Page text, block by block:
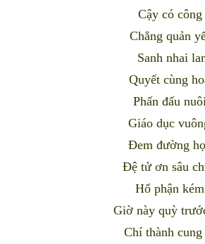
Cậy có công
Chẳng quản
Sanh nhai
Quyết cùng
Phấn đấu
Giáo dục
Ðem đường
Ðệ tử ơn sâu
Hổ phận
Giờ này quỳ
Chí thành